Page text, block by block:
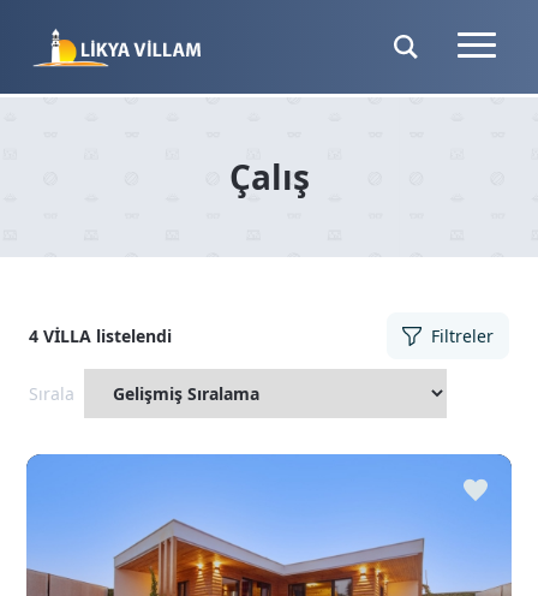
Çalış
4 VİLLA listelendi Filtreler
Sırala